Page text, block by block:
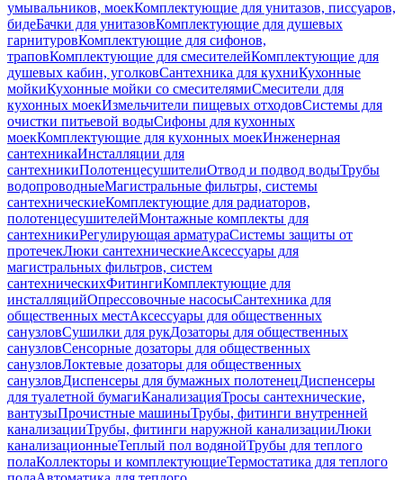
умывальников, моекКомплектующие для унитазов, писсуаров,
бидеБачки для унитазовКомплектующие для душевых
гарнитуровКомплектующие для сифонов,
траповКомплектующие для смесителейКомплектующие для
душевых кабин, уголковСантехника для кухниКухонные
мойкиКухонные мойки со смесителямиСмесители для
кухонных моекИзмельчители пищевых отходовСистемы для
очистки питьевой водыСифоны для кухонных
моекКомплектующие для кухонных моекИнженерная
сантехникаИнсталляции для
сантехникиПолотенцесушителиОтвод и подвод водыТрубы
водопроводныеМагистральные фильтры, системы
сантехническиеКомплектующие для радиаторов,
полотенцесушителейМонтажные комплекты для
сантехникиРегулирующая арматураСистемы защиты от
протечекЛюки сантехническиеАксессуары для
магистральных фильтров, систем
сантехническихФитингиКомплектующие для
инсталляцийОпрессовочные насосыСантехника для
общественных местАксессуары для общественных
санузловСушилки для рукДозаторы для общественных
санузловСенсорные дозаторы для общественных
санузловЛоктевые дозаторы для общественных
санузловДиспенсеры для бумажных полотенецДиспенсеры
для туалетной бумагиКанализацияТросы сантехнические,
вантузыПрочистные машиныТрубы, фитинги внутренней
канализацииТрубы, фитинги наружной канализацииЛюки
канализационныеТеплый пол водянойТрубы для теплого
полаКоллекторы и комплектующиеТермостатика для теплого